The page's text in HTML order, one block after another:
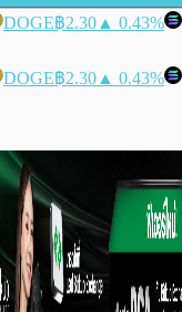
DOGE฿2.30 ▲ 0.43%
DOGE฿2.30 ▲ 0.43%